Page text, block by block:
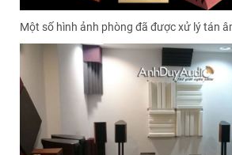
Một số hình ảnh phòng đã được xử lý tán